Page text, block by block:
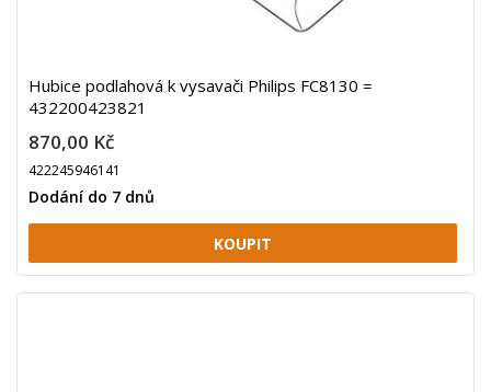
Hubice podlahová k vysavači Philips FC8130 =
432200423821
870,00 Kč
422245946141
Dodání do 7 dnů